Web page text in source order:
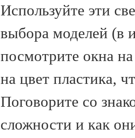
Используйте эти
выбора моделей (в
посмотрите окна
на цвет пластика,
Поговорите со
сложности и как